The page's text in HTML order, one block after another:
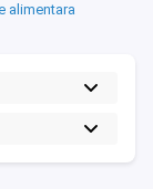
alimentara